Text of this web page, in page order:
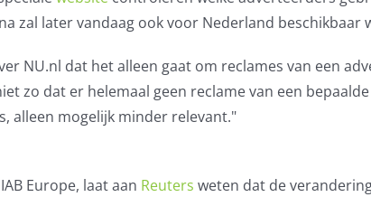
zal later vandaag ook voor Nederland beschikbaar
NU.nl dat het alleen gaat om reclames van een
zo dat er helemaal geen reclame van een
alleen mogelijk minder relevant."
Europe, laat aan Reuters weten dat de